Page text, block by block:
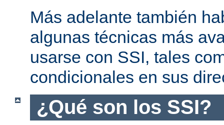
Más adelante también
algunas técnicas más
usarse con SSI, tales
condicionales en sus
¿Qué son los SSI?